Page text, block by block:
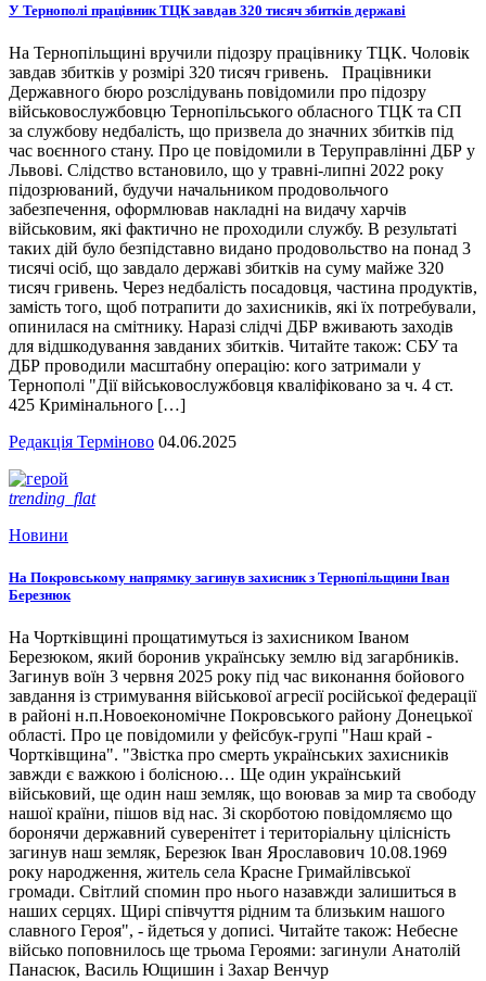
У Тернополі працівник ТЦК завдав 320 тисяч збитків державі
На Тернопільщині вручили підозру працівнику ТЦК. Чоловік
завдав збитків у розмірі 320 тисяч гривень. Працівники
Державного бюро розслідувань повідомили про підозру
військовослужбовцю Тернопільського обласного ТЦК та СП
за службову недбалість, що призвела до значних збитків під
час воєнного стану. Про це повідомили в Теруправлінні ДБР у
Львові. Слідство встановило, що у травні-липні 2022 року
підозрюваний, будучи начальником продовольчого
забезпечення, оформлював накладні на видачу харчів
військовим, які фактично не проходили службу. В результаті
таких дій було безпідставно видано продовольство на понад 3
тисячі осіб, що завдало державі збитків на суму майже 320
тисяч гривень. Через недбалість посадовця, частина продуктів,
замість того, щоб потрапити до захисників, які їх потребували,
опинилася на смітнику. Наразі слідчі ДБР вживають заходів
для відшкодування завданих збитків. Читайте також: СБУ та
ДБР проводили масштабну операцію: кого затримали у
Тернополі "Дії військовослужбовця кваліфіковано за ч. 4 ст.
425 Кримінального […]
Редакція Терміново 04.06.2025
trending_flat
Новини
На Покровському напрямку загинув захисник з Тернопільщини Іван
Березнюк
На Чортківщині прощатимуться із захисником Іваном
Березюком, який боронив українську землю від загарбників.
Загинув воїн 3 червня 2025 року під час виконання бойового
завдання із стримування військової агресії російської федерації
в районі н.п.Новоекономічне Покровського району Донецької
області. Про це повідомили у фейсбук-групі "Наш край -
Чортківщина". "Звістка про смерть українських захисників
завжди є важкою і болісною… Ще один український
військовий, ще один наш земляк, що воював за мир та свободу
нашої країни, пішов від нас. Зі скорботою повідомляємо що
боронячи державний суверенітет і територіальну цілісність
загинув наш земляк, Березюк Іван Ярославович 10.08.1969
року народження, житель села Красне Гримайлівської
громади. Світлий спомин про нього назавжди залишиться в
наших серцях. Щирі співчуття рідним та близьким нашого
славного Героя", - йдеться у дописі. Читайте також: Небесне
військо поповнилось ще трьома Героями: загинули Анатолій
Панасюк, Василь Ющишин і Захар Венчур